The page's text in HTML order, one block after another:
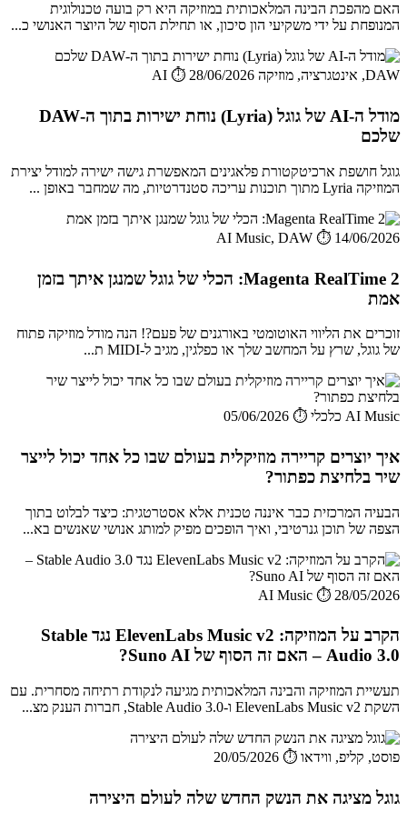
האם מהפכת הבינה המלאכותית במוזיקה היא רק בועה טכנולוגית
המנופחת על ידי משקיעי הון סיכון, או תחילת הסוף של היוצר האנושי כ...
DAW, אינטגרציה, מוזיקה AI ⏱️ 28/06/2026
מודל ה-AI של גוגל (Lyria) נוחת ישירות בתוך ה-DAW
שלכם
גוגל חושפת ארכיטקטורת פלאגינים המאפשרת גישה ישירה למודל יצירת
המוזיקה Lyria מתוך תוכנות עריכה סטנדרטיות, מה שמחבר באופן ...
AI Music, DAW ⏱️ 14/06/2026
Magenta RealTime 2: הכלי של גוגל שמנגן איתך בזמן
אמת
זוכרים את הליווי האוטומטי באורגנים של פעם?! הנה מודל מוזיקה פתוח
של גוגל, שרץ על המחשב שלך או כפלגין, מגיב ל-MIDI ת...
AI Music כלכלי ⏱️ 05/06/2026
איך יוצרים קריירה מוזיקלית בעולם שבו כל אחד יכול לייצר
שיר בלחיצת כפתור?
הבעיה המרכזית כבר איננה טכנית אלא אסטרטגית: כיצד לבלוט בתוך
הצפה של תוכן גנרטיבי, ואיך הופכים מפיק למותג אנושי שאנשים בא...
AI Music ⏱️ 28/05/2026
הקרב על המוזיקה: ElevenLabs Music v2 נגד Stable
Audio 3.0 – האם זה הסוף של Suno AI?
תעשיית המוזיקה והבינה המלאכותית מגיעה לנקודת רתיחה מסחרית. עם
השקת ElevenLabs Music v2 ו-Stable Audio 3.0, חברות הענק מצ...
פוסט, קליפ, ווידאו ⏱️ 20/05/2026
גוגל מציגה את הנשק החדש שלה לעולם היצירה